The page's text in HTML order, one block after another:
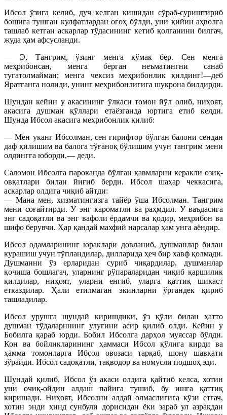
Ибсол ўзига келиб, дуч келган кишидан сўраб-суриштириб
бошига тушган кулфатлардан огоҳ бўлди, уни қийин аҳволга
ташлаб кетган аскарлар тўдасининг кетиб қолганини билгач,
жуда ҳам афсусланди.
— Э, Тангрим, ўзинг менга кўмак бер. Сен менга
меҳрибонсан, менга берган неъматингни санаб
тугатолмайман; менга чексиз меҳрибонлик қилдинг!—деб
Яратганга нолиди, унинг меҳрибонлигига шукрона билдирди.
Шундан кейин у акасининг ўлкаси томон йўл олиб, ниҳоят,
акасига душман қўллари етаёзганда юртига етиб келди.
Шунда Ибсол акасига меҳрибонлик қилиб:
— Мен уканг Ибсолман, сен гирифтор бўлган балони сендан
даф қилишим ва балога тўғаноқ бўлишим учун тангрим мени
олдингга юборди,— деди.
Саломон Ибсолга пароканда бўлган қавмларни керакли озиқ-
овқатлари билан йиғиб берди. Ибсол шаҳар чеккасига,
аскарлар олдига чиқиб айтди:
— Мана мен, хизматингизга тайёр ўша Ибсолман. Тангрим
мени соғайтирди. У энг кароматли ва раҳмдил. У ваъдасига
энг садоқатли ва энг вафоли ёрдамчи ва қодир, меҳрибон ва
шифо берувчи. Ҳар қандай махфий нарсалар ҳам унга аёндир.
Ибсол одамларининг юраклари довланиб, душманлар билан
курашиш учун тўпландилар, дилларида ҳеч бир хавф қолмади.
Душманни ўз ерларидан суриб чиқардилар, душманлар
қочиша бошлагач, уларнинг рўпараларидан чиқиб қаршилик
қилдилар, ниҳоят, уларни енгиб, уларга қаттиқ шикаст
етказдилар. Ҳали етилмаган экинларни ўргандек қириб
ташладилар.
Ибсол урушга шундай киришдики, ўз қўли билан ҳатто
душман тўдаларннинг улуғини асир қилиб олди. Кейин у
Бобилга қараб юрди. Бобил Ибсолга дарҳол муяссар бўлди.
Кон ва бойликларининг ҳаммаси Ибсол қўлига кирди ва
ҳамма томонларга Ибсол овозаси тарқаб, шону шавкати
зўрайди. Ибсол садоқатли, тақводор ва номусли подшоҳ эди.
Шундай қилиб, Ибсол ўз акаси олдига қайтиб келса, хотин
уни очиқ-ойдин алдаш пайига тушиб, бу ишга қаттиқ
киришади. Ниҳоят, Ибсолни алдай олмаслигига кўзи етгач,
хотин энди ҳинд сунбули дорисидан ёки зараб ул азрақдан